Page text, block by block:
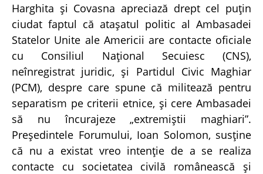
Harghita şi Covasna apreciază drept cel puţin
ciudat faptul că ataşatul politic al Ambasadei
Statelor Unite ale Americii are contacte oficiale
cu Consiliul Naţional Secuiesc (CNS),
neînregistrat juridic, şi Partidul Civic Maghiar
(PCM), despre care spune că militează pentru
separatism pe criterii etnice, şi cere Ambasadei
să nu încurajeze „extremiştii maghiari”.
Preşedintele Forumului, Ioan Solomon, susţine
că nu a existat vreo intenţie de a se realiza
contacte cu societatea civilă românească şi